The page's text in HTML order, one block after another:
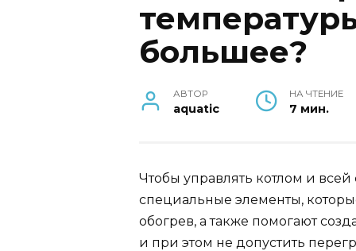
большее?
АВТОР
aquatic
НА ЧТЕНИЕ
7 мин.
Чтобы управлять котлом и
специальные элементы,
обогрев, а также помогают
и при этом не допустить